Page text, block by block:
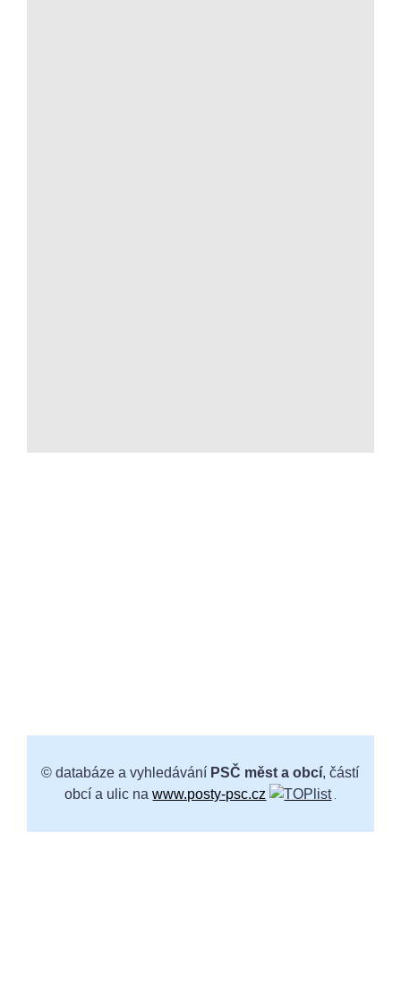
© databáze a vyhledávání PSČ měst a obcí, částí
obcí a ulic nawww.posty-psc.cz